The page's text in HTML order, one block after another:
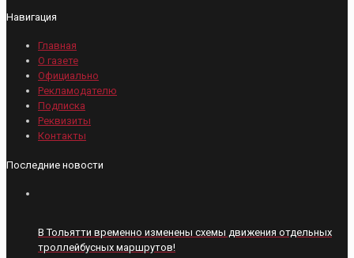
Навигация
Главная
О газете
Официально
Рекламодателю
Подписка
Реквизиты
Контакты
Последние новости
В Тольятти временно изменены схемы движения отдельных
троллейбусных маршрутов!